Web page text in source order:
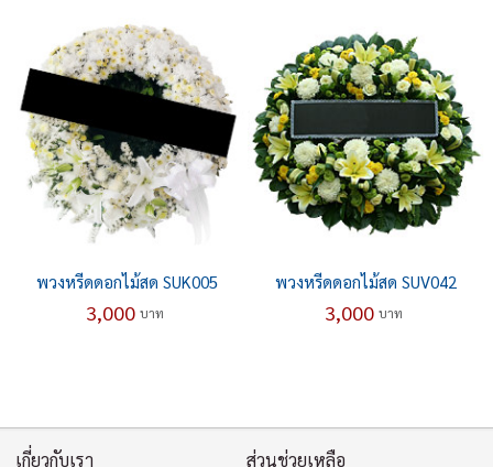
พวงหรีดดอกไม้สด SUK005
3,000 บาท
พวงหรีดดอกไม้สด SUV042
3,000 บาท
เกี่ยวกับเรา ส่วนช่วยเหลือ